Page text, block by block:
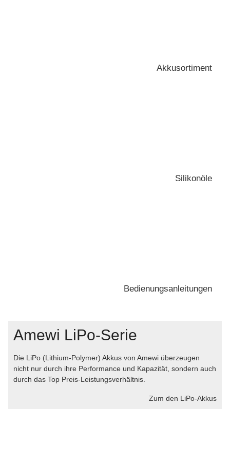
Akkusortiment
Silikonöle
Bedienungsanleitungen
Anleitungen für unsere Modelle
Amewi LiPo-Serie
Die LiPo (Lithium-Polymer) Akkus von Amewi überzeugen
nicht nur durch ihre Performance und Kapazität, sondern auch
durch das Top Preis-Leistungsverhältnis.
Zum den LiPo-Akkus